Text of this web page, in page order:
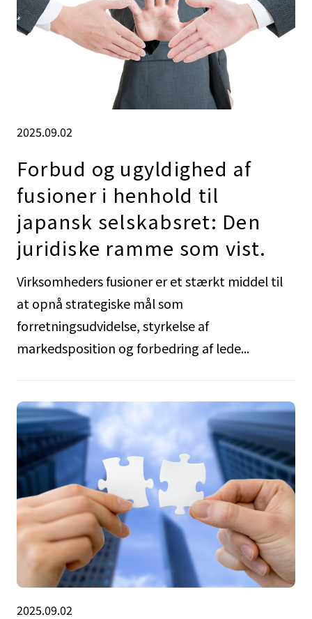
2025.09.02
Forbud og ugyldighed af
fusioner i henhold til
japansk selskabsret: Den
juridiske ramme som vist.
Virksomheders fusioner er et stærkt middel til
at opnå strategiske mål som
forretningsudvidelse, styrkelse af
markedsposition og forbedring af lede...
2025.09.02